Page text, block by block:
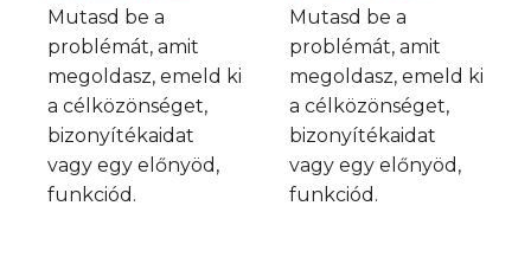
Mutasd be a
problémát, amit
megoldasz, emeld ki
a célközönséget,
bizonyítékaidat
vagy egy előnyöd,
funkciód.
Mutasd be a
problémát, amit
megoldasz, emeld ki
a célközönséget,
bizonyítékaidat
vagy egy előnyöd,
funkciód.